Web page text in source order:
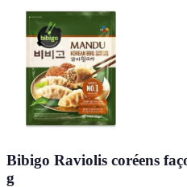
Bibigo Raviolis coréens
g